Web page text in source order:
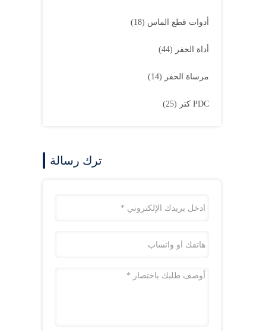
أدوات قطع الماس (18)
أداة الحفر (44)
مرساة الحفر (14)
PDC كتر (25)
ترك رسالة